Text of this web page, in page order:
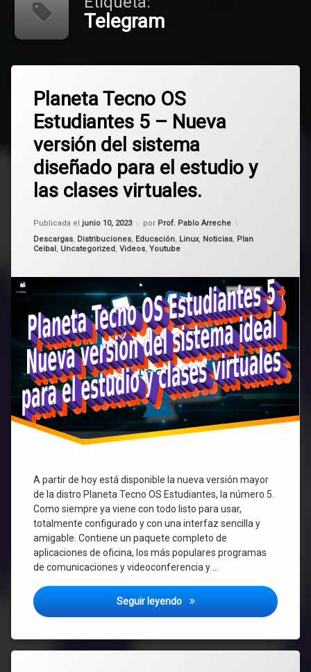
Telegram
Planeta Tecno OS
Estudiantes 5 – Nueva
versión del sistema
diseñado para el estudio y
las clases virtuales.
Publicada el junio 10, 2023
Actualizado el junio 10, 2023
por Prof. Pablo Arreche
Categorías:
Descargas, Distribuciones, Educación, Linux, Noticias, Plan
Ceibal, Uncategorized, Videos, Youtube
A partir de hoy está disponible la nueva versión mayor
de la distro Planeta Tecno OS Estudiantes, la número 5.
Como siempre ya viene con todo listo para usar,
totalmente configurado y con una interfaz sencilla y
amigable. Contiene un paquete completo de
aplicaciones de oficina, los más populares programas
de comunicaciones y videoconferencia y …
Seguir leyendo Planeta Tecno OS
distribuciones
Google
Linux
Planeta
Tecno
Planeta
Tecno OS
Skype
Telegram
Whatsapp
wine
Zoom
comentarios
en
Planeta
Tecno
OS
Estudiantes
5
–
Nueva
diseñado
para
estudio
clases
virtuales.